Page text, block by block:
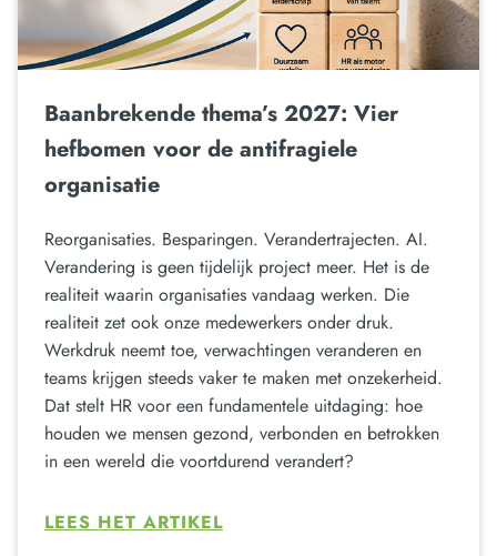
Baanbrekende thema’s 2027: Vier
hefbomen voor de antifragiele
organisatie
Reorganisaties. Besparingen. Verandertrajecten. AI.
Verandering is geen tijdelijk project meer. Het is de
realiteit waarin organisaties vandaag werken. Die
realiteit zet ook onze medewerkers onder druk.
Werkdruk neemt toe, verwachtingen veranderen en
teams krijgen steeds vaker te maken met onzekerheid.
Dat stelt HR voor een fundamentele uitdaging: hoe
houden we mensen gezond, verbonden en betrokken
in een wereld die voortdurend verandert?
LEES HET ARTIKEL